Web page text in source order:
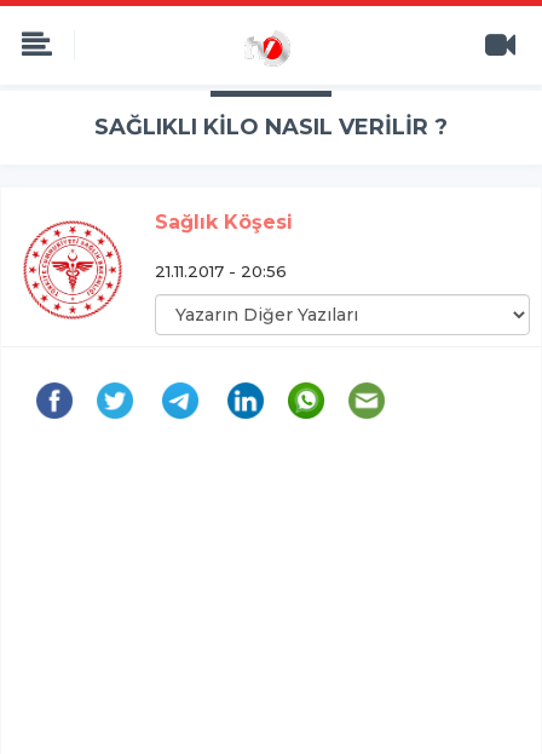
SAĞLIKLI KİLO NASIL VERİLİR ?
Sağlık Köşesi
21.11.2017 - 20:56